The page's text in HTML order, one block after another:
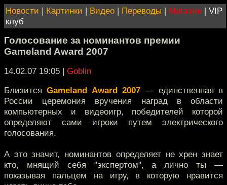
Новости | Картинки | Видео | Переводы | Магазин | VIP
клуб
Голосование за номинантов премии
Gameland Award 2007
14.02.07 19:05 | Goblin
БлизитсяGameland Award 2007 — единственная в
России церемония вручения наград в области
компьютерных и видеоигр, победителей которой
определяют сами игроки путем электрического
голосования.
А это значит, номинантов определяет не хрен знает
кто, мнящий себя "экспертом", а лично ты —
показывая пальцем на игру, в которую нравится